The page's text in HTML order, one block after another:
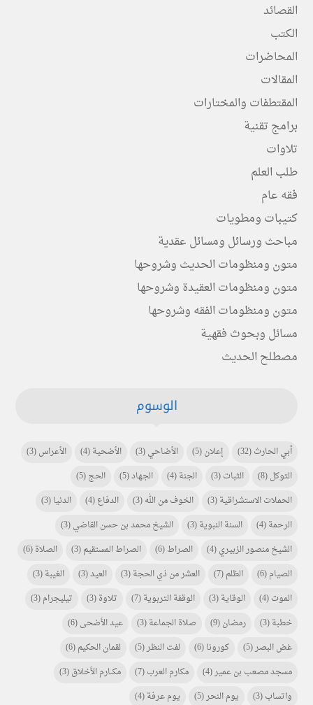
القصائد
الكتب
المحاضرات
المقالات
المقتطفات والمختارات
برامج تقنية
تلاوات
طلب العلم
فقه عام
كتيبات ومطويات
مباحث ورسائل ومسائل عقدية
متون ومنظومات الحديث وشروحها
متون ومنظومات العقيدة وشروحها
متون ومنظومات الفقه وشروحها
مسائل وبحوث فقهية
مصطلح الحديث
الوسوم
أبي الحارث(32) إعلان(5) الأضاحي(3) الأضحية(4) الأعراس(3)
التوكل(8) الثبات(3) الجنة(4) الجهاد(5) الحج(5)
الحملات الاستشراقية(3) الخوف من الله(3) الدفاع(4) الدنيا(3)
الرحمة(4) السنة النبوية(3) الشيخ محمد بن حسن القاضي(3)
الشيخ منصور الزبيري(4) الصراط(6) الصراط المستقيم(3) الصلاة(6)
الصيام(6) الظلم(7) العشر من ذي الحجة(3) العيد(3) الغيبة(3)
الموت(4) الوقاية(3) الوقفة التربوية(7) تلاوة(3) تيليجرام(3)
خطبة(3) رمضان(9) صلاة الجماعة(3) عيد الأضحى(6)
غض البصر(5) كورونا(6) لفت النظر(5) لقمان الحكيم(6)
مسجد مصعب بن عمير(4) مكارم العرب(7) مكـــارم الأخلاق(3)
واتساب(3) يوم النحر(5) يوم عرفة(4)